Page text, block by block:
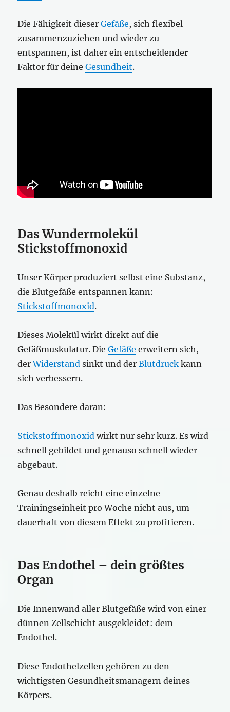
Die Fähigkeit dieserGefäße, sich flexibel
zusammenzuziehen und wieder zu
entspannen, ist daher ein entscheidender
Faktor für deineGesundheit.
Das Wundermolekül
Stickstoffmonoxid
Unser Körper produziert selbst eine Substanz,
die Blutgefäße entspannen kann:
Stickstoffmonoxid.
Dieses Molekül wirkt direkt auf die
Gefäßmuskulatur. DieGefäße erweitern sich,
derWiderstand sinkt und derBlutdruck kann
sich verbessern.
Das Besondere daran:
Stickstoffmonoxid wirkt nur sehr kurz. Es wird
schnell gebildet und genauso schnell wieder
abgebaut.
Genau deshalb reicht eine einzelne
Trainingseinheit pro Woche nicht aus, um
dauerhaft von diesem Effekt zu profitieren.
Das Endothel – dein größtes
Organ
Die Innenwand aller Blutgefäße wird von einer
dünnen Zellschicht ausgekleidet: dem
Endothel.
Diese Endothelzellen gehören zu den
wichtigsten Gesundheitsmanagern deines
Körpers.